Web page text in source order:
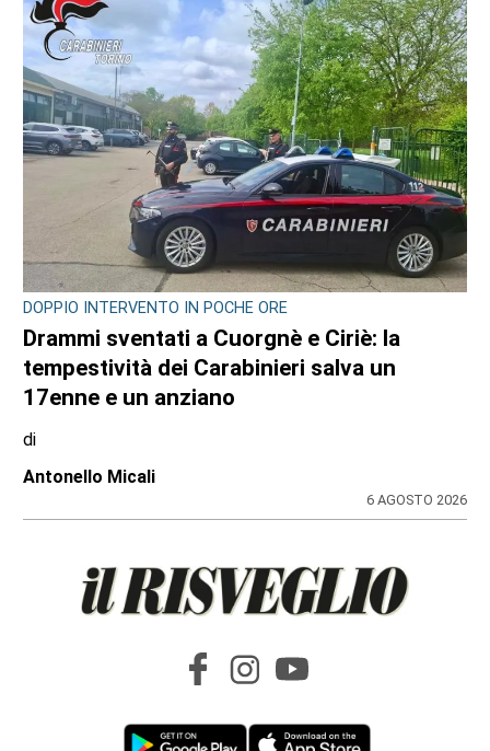
DOPPIO INTERVENTO IN POCHE ORE
Drammi sventati a Cuorgnè e Ciriè: la
tempestività dei Carabinieri salva un
17enne e un anziano
di
Antonello Micali
6 AGOSTO 2026